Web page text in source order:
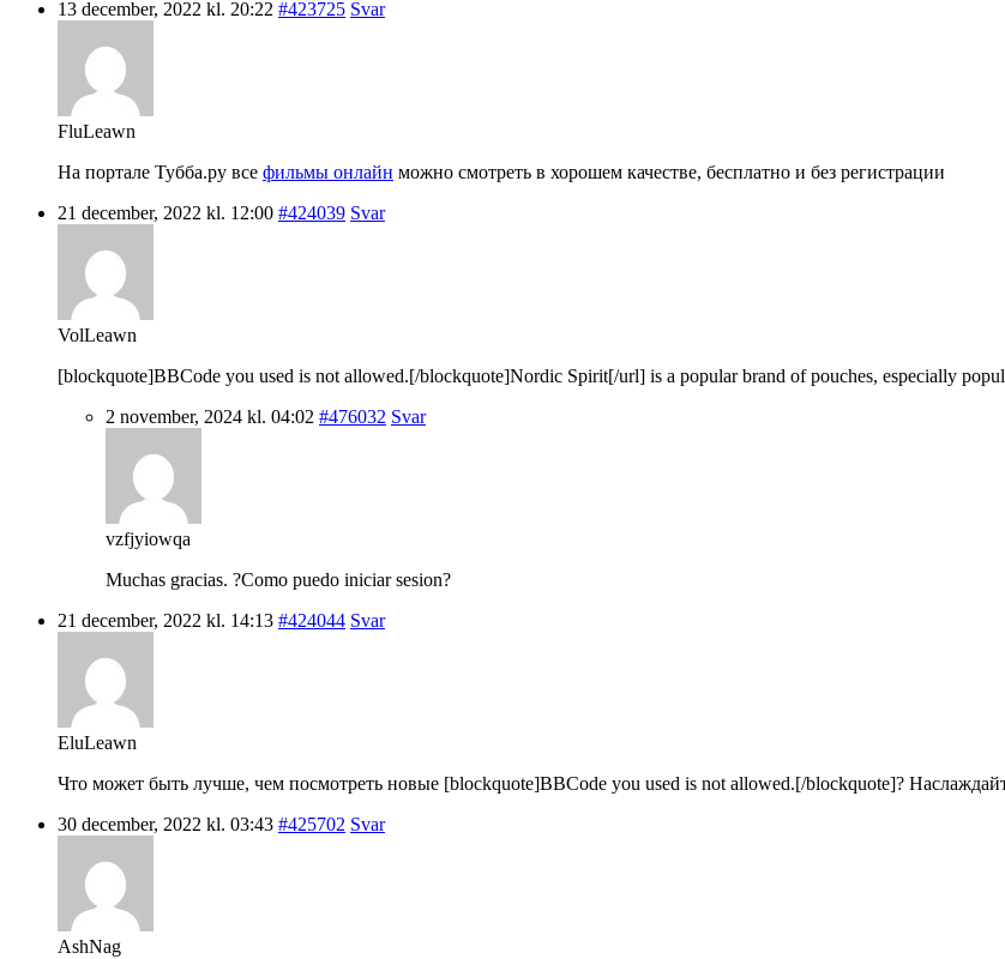
13 december, 2022 kl. 20:22 #423725 Svar
FluLeawn
На портале Тубба.ру все фильмы онлайн можно смотреть в хорошем качестве, бесплатно и без регистрации
21 december, 2022 kl. 12:00 #424039 Svar
VolLeawn
[blockquote]BBCode you used is not allowed.[/blockquote]Nordic Spirit[/url] is a popular brand of pouches, especially
2 november, 2024 kl. 04:02 #476032 Svar
vzfjyiowqa
Muchas gracias. ?Como puedo iniciar sesion?
21 december, 2022 kl. 14:13 #424044 Svar
EluLeawn
Что может быть лучше, чем посмотреть новые [blockquote]BBCode you used is not allowed.[/blockquote]?
30 december, 2022 kl. 03:43 #425702 Svar
AshNag